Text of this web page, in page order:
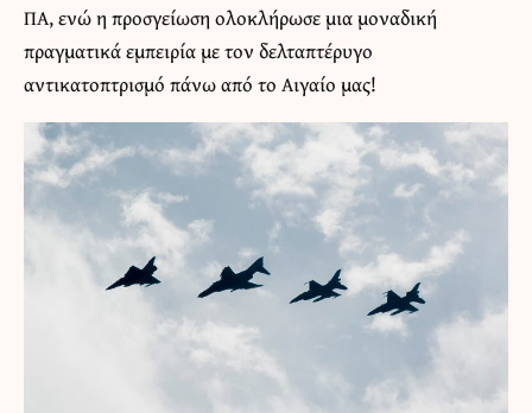
ΠΑ, ενώ η προσγείωση ολοκλήρωσε μια μοναδική
πραγματικά εμπειρία με τον δελταπτέρυγο
αντικατοπτρισμό πάνω από το Αιγαίο μας!